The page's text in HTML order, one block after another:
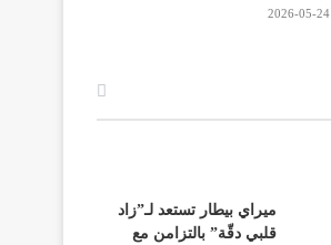
2026-05-24
ميراي بيطار تستعد لـ”زاد
قلبي دقّة” بالتزامن مع